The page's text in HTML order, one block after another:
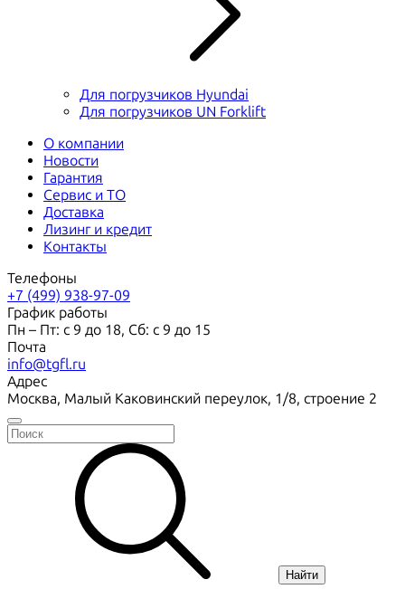
Для погрузчиков Hyundai
Для погрузчиков UN Forklift
О компании
Новости
Гарантия
Сервис и ТО
Доставка
Лизинг и кредит
Контакты
Телефоны
+7 (499) 938-97-09
График работы
Пн – Пт: с 9 до 18, Сб: с 9 до 15
Почта
info@tgfl.ru
Адрес
Москва, Малый Каковинский переулок, 1/8, строение 2
Найти